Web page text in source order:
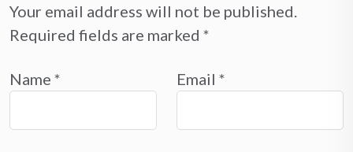
Your email address will not be published.
Required fields are marked *
Name * Email *